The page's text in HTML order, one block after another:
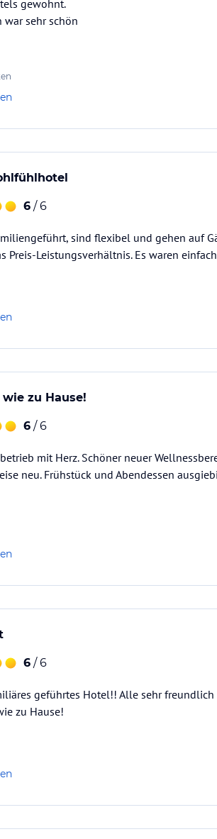
gewohnt.
war sehr schön
6 / 6
sind flexibel und gehen auf
Preis-Leistungsverhältnis. Es waren
zu Hause!
6 / 6
mit Herz. Schöner neuer
neu. Frühstück und Abendessen
6 / 6
geführtes Hotel!! Alle sehr
zu Hause!